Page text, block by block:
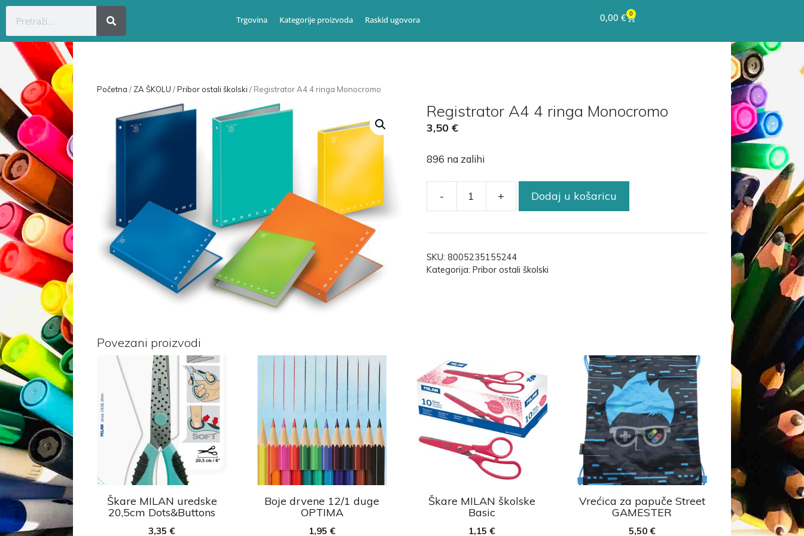
Trgovina Kategorije proizvoda Raskid ugovora 0,00€ 0
Početna / ZA ŠKOLU /Pribor ostali školski / Registrator A4 4 ringa Monocromo
Registrator A4 4 ringa Monocromo
3,50 €
896 na zalihi
- + Dodaj u košaricu
SKU: 8005235155244
Kategorija: Pribor ostali školski
Povezani proizvodi
Škare MILAN uredske
20,5cm Dots&Buttons
3,35€
Boje drvene 12/1 duge
OPTIMA
1,95 €
Škare MILAN školske
Basic
1,15€
Vrećica za papuče Street
GAMESTER
5,50 €